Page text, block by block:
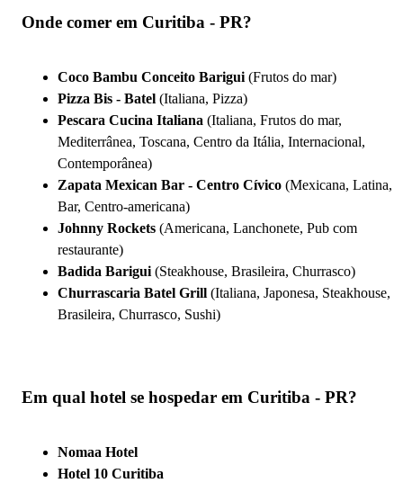
Onde comer em Curitiba - PR?
Coco Bambu Conceito Barigui (Frutos do mar)
Pizza Bis - Batel (Italiana, Pizza)
Pescara Cucina Italiana (Italiana, Frutos do mar,
Mediterrânea, Toscana, Centro da Itália, Internacional,
Contemporânea)
Zapata Mexican Bar - Centro Cívico (Mexicana, Latina,
Bar, Centro-americana)
Johnny Rockets (Americana, Lanchonete, Pub com
restaurante)
Badida Barigui (Steakhouse, Brasileira, Churrasco)
Churrascaria Batel Grill (Italiana, Japonesa, Steakhouse,
Brasileira, Churrasco, Sushi)
Em qual hotel se hospedar em Curitiba - PR?
Nomaa Hotel
Hotel 10 Curitiba